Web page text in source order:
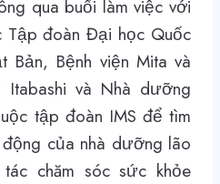
qua buổi làm việc với
Tập đoàn Đại học Quốc
Bệnh viện Mita và
Itabashi và Nhà dưỡng
tập đoàn IMS để tìm
của nhà dưỡng lão
chăm sóc sức khỏe